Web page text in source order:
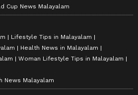
Cup News Malayalam
Lifestyle Tips in Malayalam
Health News in Malayalam
Woman Lifestyle Tips in Malayalam
News Malayalam